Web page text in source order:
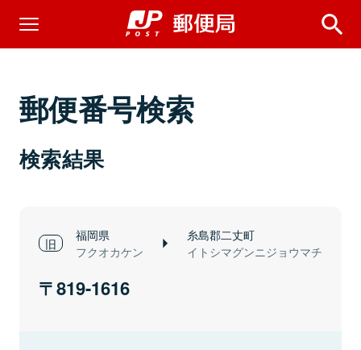
郵便番号検索
検索結果
福岡県
フクオカケン
糸島郡二丈町
イトシマグンニジョウマチ
819-1616